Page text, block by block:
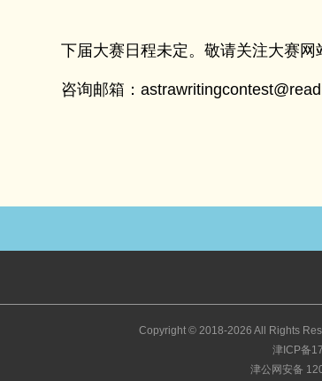
下届大赛日程未定。敬请关注大赛网
咨询邮箱：
Copyright © 2018-2026 All Rights
津ICP备
津公网安备